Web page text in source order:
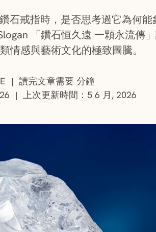
石戒指時，是否思考過它為何
「鑽石恒久遠 一顆永流傳
情感與藝術文化的極致圖騰。
| 讀完文章需要 分鐘
| 上次更新時間：5 6 月, 2026